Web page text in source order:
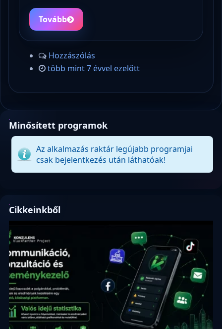
Tovább
Hozzászólás
több mint 7 évvel ezelőtt
Minősített programok
Az alkalmazás raktár legújabb programjai
csak bejelentkezés után láthatóak!
Cikkeinkből